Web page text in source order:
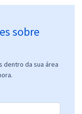
sobre
dentro da sua área